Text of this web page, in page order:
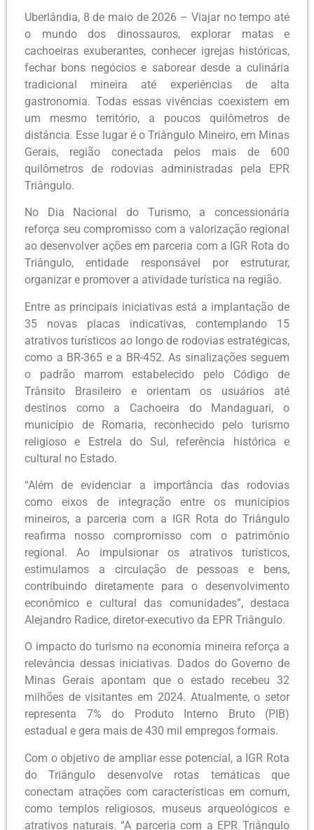
Uberlândia, 8 de maio de 2026 – Viajar no tempo até
o mundo dos dinossauros, explorar matas e
cachoeiras exuberantes, conhecer igrejas históricas,
fechar bons negócios e saborear desde a culinária
tradicional mineira até experiências de alta
gastronomia. Todas essas vivências coexistem em
um mesmo território, a poucos quilômetros de
distância. Esse lugar é o Triângulo Mineiro, em Minas
Gerais, região conectada pelos mais de 600
quilômetros de rodovias administradas pela EPR
Triângulo.
No Dia Nacional do Turismo, a concessionária
reforça seu compromisso com a valorização regional
ao desenvolver ações em parceria com a IGR Rota do
Triângulo, entidade responsável por estruturar,
organizar e promover a atividade turística na região.
Entre as principais iniciativas está a implantação de
35 novas placas indicativas, contemplando 15
atrativos turísticos ao longo de rodovias estratégicas,
como a BR-365 e a BR-452. As sinalizações seguem
o padrão marrom estabelecido pelo Código de
Trânsito Brasileiro e orientam os usuários até
destinos como a Cachoeira do Mandaguari, o
município de Romaria, reconhecido pelo turismo
religioso e Estrela do Sul, referência histórica e
cultural no Estado.
“Além de evidenciar a importância das rodovias
como eixos de integração entre os municípios
mineiros, a parceria com a IGR Rota do Triângulo
reafirma nosso compromisso com o patrimônio
regional. Ao impulsionar os atrativos turísticos,
estimulamos a circulação de pessoas e bens,
contribuindo diretamente para o desenvolvimento
econômico e cultural das comunidades”, destaca
Alejandro Radice, diretor-executivo da EPR Triângulo.
O impacto do turismo na economia mineira reforça a
relevância dessas iniciativas. Dados do Governo de
Minas Gerais apontam que o estado recebeu 32
milhões de visitantes em 2024. Atualmente, o setor
representa 7% do Produto Interno Bruto (PIB)
estadual e gera mais de 430 mil empregos formais.
Com o objetivo de ampliar esse potencial, a IGR Rota
do Triângulo desenvolve rotas temáticas que
conectam atrações com características em comum,
como templos religiosos, museus arqueológicos e
atrativos naturais. “A parceria com a EPR Triângulo